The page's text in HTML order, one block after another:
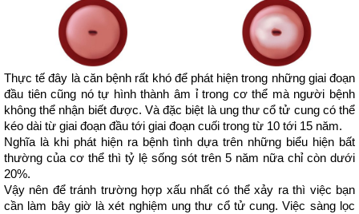
Thực tế đây là căn bệnh rất khó để phát hiện trong những giai đoạn
đầu tiên cũng nó tự hình thành âm ỉ trong cơ thể mà người bệnh
không thể nhận biết được. Và đặc biệt là ung thư cổ tử cung có thể
kéo dài từ giai đoạn đầu tới giai đoạn cuối trong từ 10 tới 15 năm.
Nghĩa là khi phát hiện ra bệnh tình dựa trên những biểu hiện bất
thường của cơ thể thì tỷ lệ sống sót trên 5 năm nữa chỉ còn dưới
20%.
Vậy nên để tránh trường hợp xấu nhất có thể xảy ra thì việc bạn
cần làm bây giờ là xét nghiệm ung thư cổ tử cung. Việc sàng lọc